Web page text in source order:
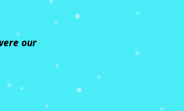
our